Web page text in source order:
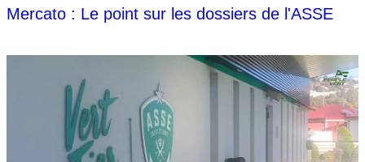
Mercato : Le point sur les dossiers de l'ASSE